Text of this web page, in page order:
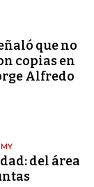
que no
copias en
Alfredo
del área